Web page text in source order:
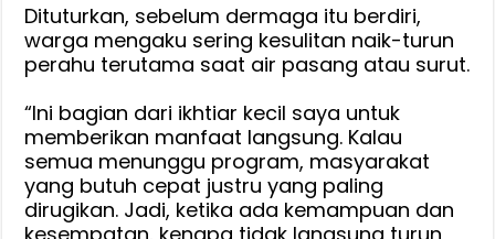
Dituturkan, ‎sebelum dermaga itu berdiri,
warga mengaku sering kesulitan naik-turun
perahu terutama saat air pasang atau surut.
“Ini bagian dari ikhtiar kecil saya untuk
memberikan manfaat langsung. Kalau
semua menunggu program, masyarakat
yang butuh cepat justru yang paling
dirugikan. Jadi, ketika ada kemampuan dan